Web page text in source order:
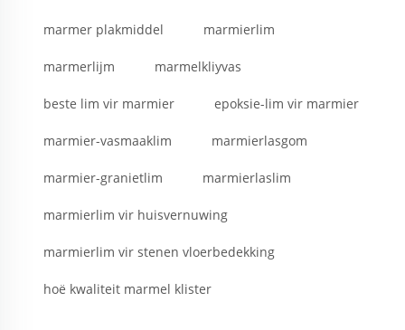
marmer plakmiddel marmierlim
marmerlijm marmelkliyvas
beste lim vir marmier epoksie-lim vir marmier
marmier-vasmaaklim marmierlasgom
marmier-granietlim marmierlaslim
marmierlim vir huisvernuwing
marmierlim vir stenen vloerbedekking
hoë kwaliteit marmel klister